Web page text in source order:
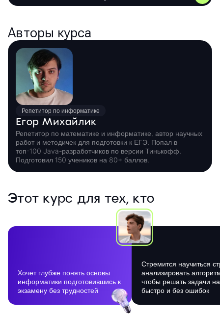
Авторы курса
Репетитор по информатике
Егор Михайлик
Репетитор по математике и информатике, автор научных
работ и методичек для подготовки к ЕГЭ. Попал в
топ-100 Java-разработчиков по версии Тинькофф.
Подготовил 150 учеников на 80+ баллов.
Этот курс для тех, кто
Хочет глубже понять основы
информатики подготовившись к
экзамену без трудностей
Стремится научиться
анализировать
чтобы решать задачи
быстро и без ошибок